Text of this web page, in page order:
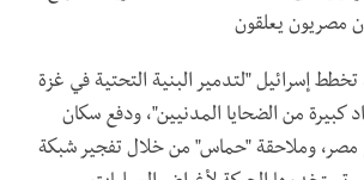
مصريون يعلقون
تخطط إسرائيل "لتدمير البنية التحتية في غزة
من الضحايا المدنيين"، ودفع سكان
مصر، وملاحقة "حماس" من خلال تفجير شبكة